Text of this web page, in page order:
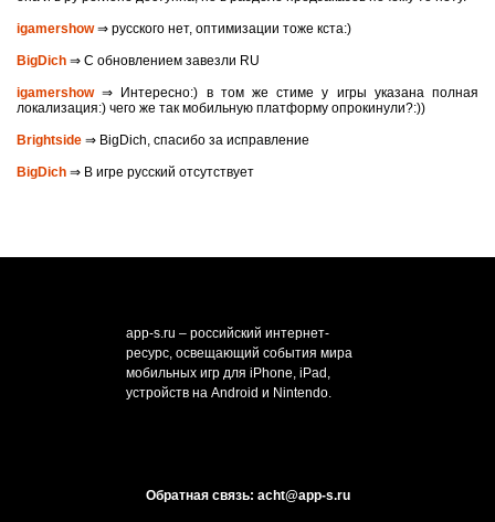
igamershow⇒ русского нет, оптимизации тоже кста:)
BigDich ⇒ С обновлением завезли RU
igamershow⇒ Интересно:) в том же стиме у игры указана полная
локализация:) чего же так мобильную платформу опрокинули?:))
Brightside ⇒ BigDich, спасибо за исправление
BigDich ⇒ В игре русский отсутствует
app-s.ru – российский интернет-
ресурс, освещающий события мира
мобильных игр для iPhone, iPad,
устройств на Android и Nintendo.
Обратная связь: acht@app-s.ru